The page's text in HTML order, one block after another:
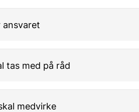
ansvaret
tas med på råd
medvirke